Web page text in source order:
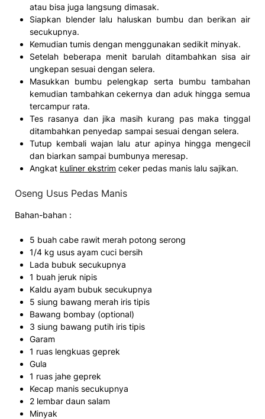
atau bisa juga langsung dimasak.
Siapkan blender lalu haluskan bumbu dan berikan air
secukupnya.
Kemudian tumis dengan menggunakan sedikit minyak.
Setelah beberapa menit barulah ditambahkan sisa air
ungkepan sesuai dengan selera.
Masukkan bumbu pelengkap serta bumbu tambahan
kemudian tambahkan cekernya dan aduk hingga semua
tercampur rata.
Tes rasanya dan jika masih kurang pas maka tinggal
ditambahkan penyedap sampai sesuai dengan selera.
Tutup kembali wajan lalu atur apinya hingga mengecil
dan biarkan sampai bumbunya meresap.
Angkat kuliner ekstrim ceker pedas manis lalu sajikan.
Oseng Usus Pedas Manis
Bahan-bahan :
5 buah cabe rawit merah potong serong
1/4 kg usus ayam cuci bersih
Lada bubuk secukupnya
1 buah jeruk nipis
Kaldu ayam bubuk secukupnya
5 siung bawang merah iris tipis
Bawang bombay (optional)
3 siung bawang putih iris tipis
Garam
1 ruas lengkuas geprek
Gula
1 ruas jahe geprek
Kecap manis secukupnya
2 lembar daun salam
Minyak